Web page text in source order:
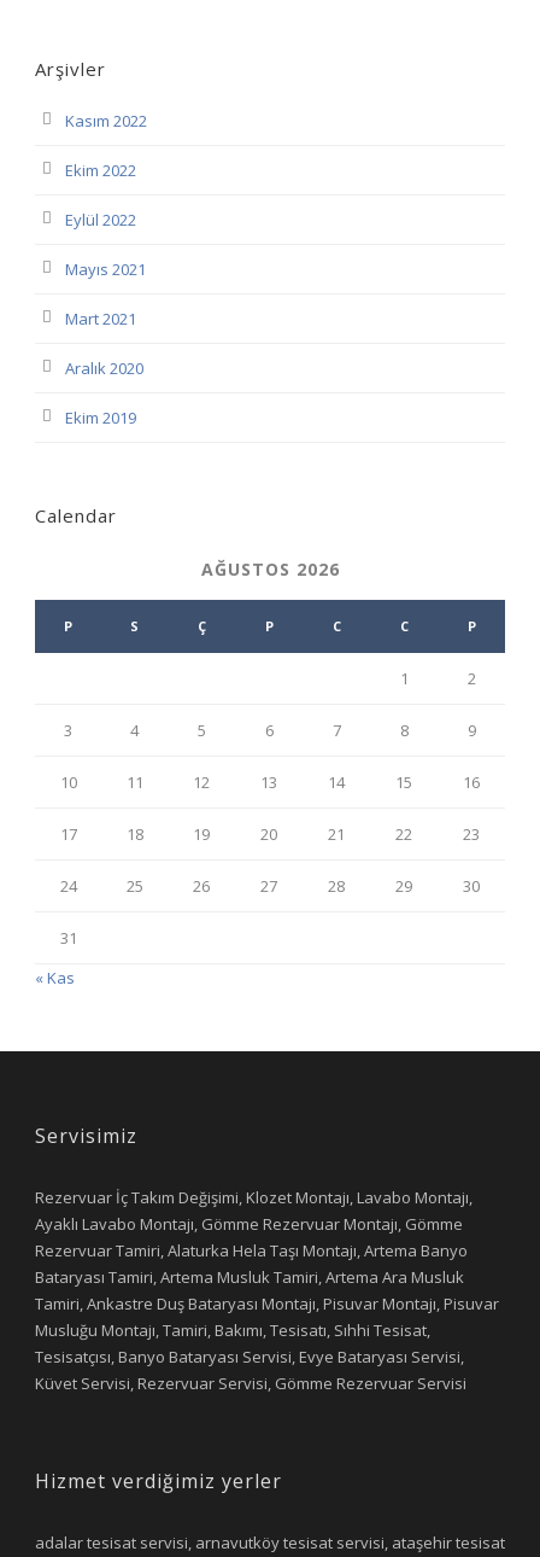
Arşivler
Kasım 2022
Ekim 2022
Eylül 2022
Mayıs 2021
Mart 2021
Aralık 2020
Ekim 2019
Calendar
AĞUSTOS 2026
P S Ç P C C P
1 2
3 4 5 6 7 8 9
10 11 12 13 14 15 16
17 18 19 20 21 22 23
24 25 26 27 28 29 30
31
« Kas
Servisimiz
Rezervuar İç Takım Değişimi, Klozet Montajı, Lavabo Montajı,
Ayaklı Lavabo Montajı, Gömme Rezervuar Montajı, Gömme
Rezervuar Tamiri, Alaturka Hela Taşı Montajı, Artema Banyo
Bataryası Tamiri, Artema Musluk Tamiri, Artema Ara Musluk
Tamiri, Ankastre Duş Bataryası Montajı, Pisuvar Montajı, Pisuvar
Musluğu Montajı, Tamiri, Bakımı, Tesisatı, Sıhhi Tesisat,
Tesisatçısı, Banyo Bataryası Servisi, Evye Bataryası Servisi,
Küvet Servisi, Rezervuar Servisi, Gömme Rezervuar Servisi
Hizmet verdiğimiz yerler
adalar tesisat servisi, arnavutköy tesisat servisi, ataşehir tesisat